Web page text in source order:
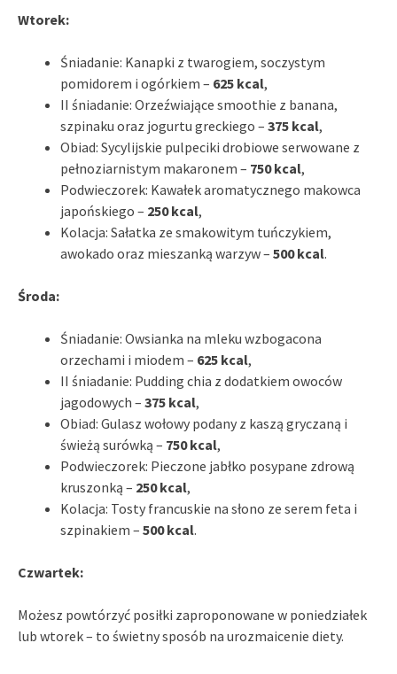
Wtorek:
Śniadanie: Kanapki z twarogiem, soczystym
pomidorem i ogórkiem – 625 kcal,
II śniadanie: Orzeźwiające smoothie z banana,
szpinaku oraz jogurtu greckiego – 375 kcal,
Obiad: Sycylijskie pulpeciki drobiowe serwowane z
pełnoziarnistym makaronem – 750 kcal,
Podwieczorek: Kawałek aromatycznego makowca
japońskiego – 250 kcal,
Kolacja: Sałatka ze smakowitym tuńczykiem,
awokado oraz mieszanką warzyw – 500 kcal.
Środa:
Śniadanie: Owsianka na mleku wzbogacona
orzechami i miodem – 625 kcal,
II śniadanie: Pudding chia z dodatkiem owoców
jagodowych – 375 kcal,
Obiad: Gulasz wołowy podany z kaszą gryczaną i
świeżą surówką – 750 kcal,
Podwieczorek: Pieczone jabłko posypane zdrową
kruszonką – 250 kcal,
Kolacja: Tosty francuskie na słono ze serem feta i
szpinakiem – 500 kcal.
Czwartek:
Możesz powtórzyć posiłki zaproponowane w poniedziałek
lub wtorek – to świetny sposób na urozmaicenie diety.